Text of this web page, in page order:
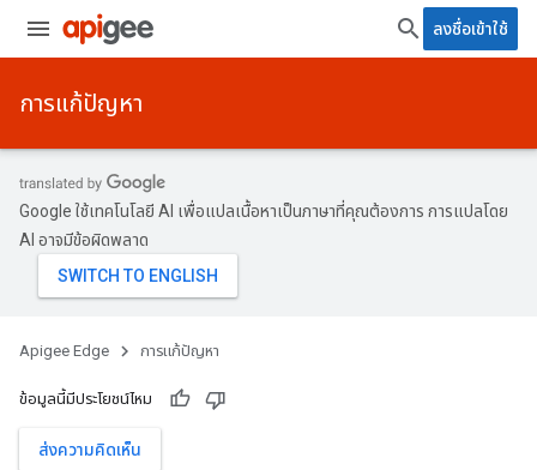
ลงชื่อเข้าใช้
การแก้ปัญหา
Google ใช้เทคโนโลยี AI เพื่อแปลเนื้อหาเป็นภาษาที่คุณต้องการ การแปลโดย
AI อาจมีข้อผิดพลาด
Apigee Edge การแก้ปัญหา
ข้อมูลนี้มีประโยชน์ไหม
ส่งความคิดเห็น